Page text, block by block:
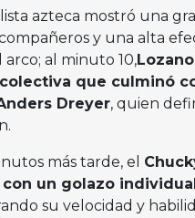
azteca mostró una
y una alta
al minuto 10,
que culminó
Dreyer, quien
más tarde, el
un golazo individual
su velocidad y